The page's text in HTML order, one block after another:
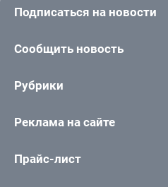
Подписаться на новости
Сообщить новость
Рубрики
Реклама на сайте
Прайс-лист